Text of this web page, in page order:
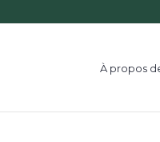
À propos